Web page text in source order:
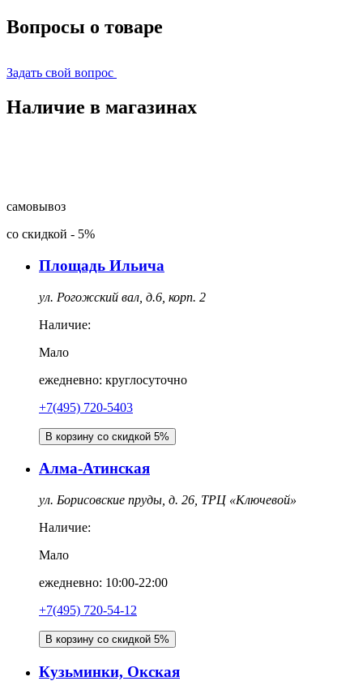
Вопросы о товаре
Задать свой вопрос
Наличие в магазинах
самовывоз
со скидкой - 5%
Площадь Ильича
ул. Рогожский вал, д.6, корп. 2
Наличие:
Мало
ежедневно: круглосуточно
+7(495) 720-5403
В корзину со скидкой 5%
Алма-Атинская
ул. Борисовские пруды, д. 26, ТРЦ «Ключевой»
Наличие:
Мало
ежедневно: 10:00-22:00
+7(495) 720-54-12
В корзину со скидкой 5%
Кузьминки, Окская